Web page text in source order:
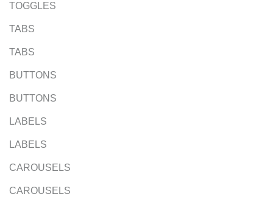
TOGGLES
TABS
TABS
BUTTONS
BUTTONS
LABELS
LABELS
CAROUSELS
CAROUSELS